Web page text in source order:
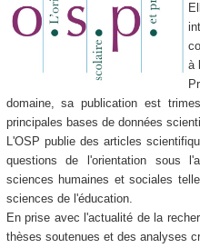
à
domaine, sa publication est
principales bases de données
L'OSP publie des articles
questions de l'orientation sous
sciences humaines et sociales
sciences de l'éducation.
En prise avec l'actualité de la
thèses soutenues et des analyses